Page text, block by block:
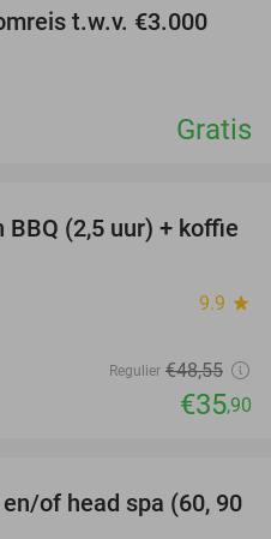
t.w.v. €3.000
Gratis
26%
BBQ (2,5 uur) + koffie
9.9 star
Regulier €48,55
€35,90
42%
of head spa (60, 90